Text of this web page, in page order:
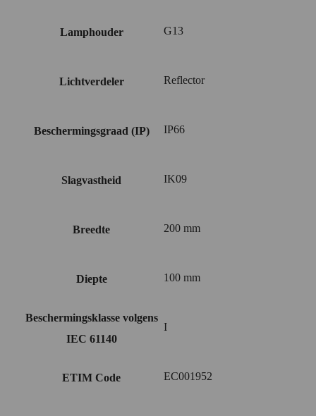
Lamphouder G13
Lichtverdeler Reflector
Beschermingsgraad (IP) IP66
Slagvastheid IK09
Breedte 200 mm
Diepte 100 mm
Beschermingsklasse volgens
IEC 61140
I
ETIM Code EC001952